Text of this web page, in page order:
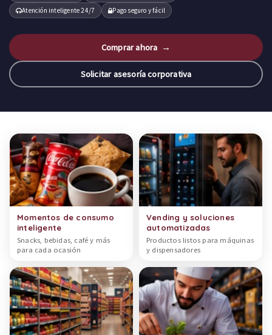
Atención inteligente 24/7
Pago seguro y fácil
Comprar ahora →
Solicitar asesoría corporativa
Categorías de productos
Momentos de consumo
inteligente
Snacks, bebidas, café y más
para cada ocasión
Vending y soluciones
automatizadas
Productos listos para máquinas
y dispensadores